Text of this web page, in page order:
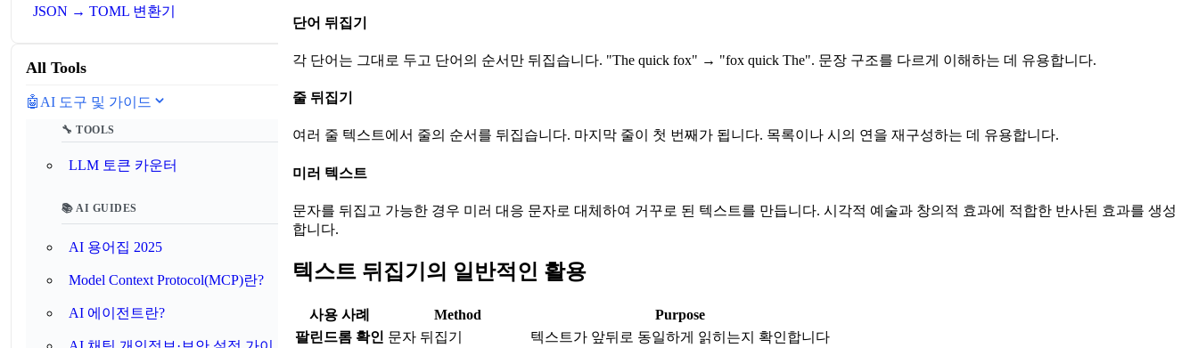
JSON → TOML 변환기
All Tools
🤖 AI 도구 및 가이드
🔧 TOOLS
LLM 토큰 카운터
📚 AI GUIDES
AI 용어집 2025
Model Context Protocol(MCP)란?
AI 에이전트란?
단어 뒤집기
각 단어는 그대로 두고 단어의 순서만 뒤집습니다. "The quick fox" → "fox quick The". 문장 구조를 다르게 이해하는 데 유용합니다.
줄 뒤집기
여러 줄 텍스트에서 줄의 순서를 뒤집습니다. 마지막 줄이 첫 번째가 됩니다. 목록이나 시의 연을 재구성하는 데 유용합니다.
미러 텍스트
문자를 뒤집고 가능한 경우 미러 대응 문자로 대체하여 거꾸로 된 텍스트를 만듭니다. 시각적 예술과 창의적 효과에 적합한 반사된 효과를 생성
합니다.
텍스트 뒤집기의 일반적인 활용
사용 사례 Method
Purpose
팔린드롬 확인 문자 뒤집기
텍스트가 앞뒤로 동일하게 읽히는지 확인합니다